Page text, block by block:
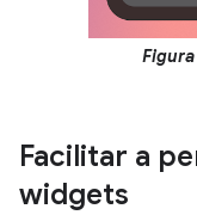
Figura
Facilitar a
widgets